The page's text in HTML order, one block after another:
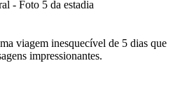
viagem inesquecível de 5 dias que
impressionantes.